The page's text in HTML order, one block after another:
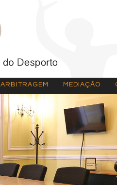
ARBITRAGEM MEDIAÇÃO